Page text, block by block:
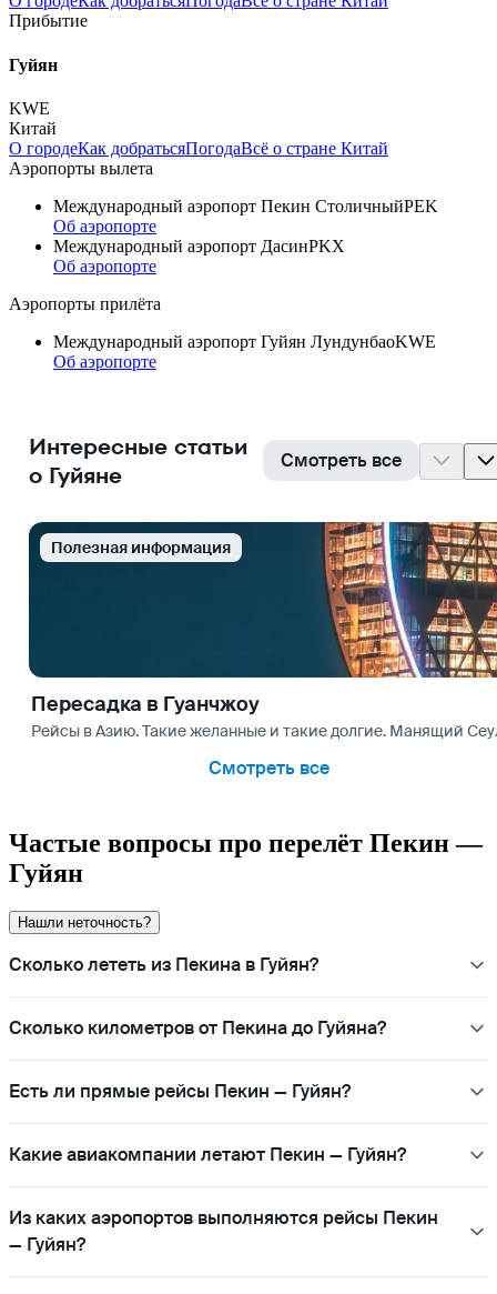
Прибытие
Гуйян
KWE
Китай
О городеКак добратьсяПогодаВсё о стране Китай
Аэропорты вылета
Международный аэропорт Пекин СтоличныйPEK
Об аэропорте
Международный аэропорт ДасинPKX
Об аэропорте
Аэропорты прилёта
Международный аэропорт Гуйян ЛундунбаоKWE
Об аэропорте
Интересные статьи
о Гуйяне
Смотреть все
Полезная информация
Пересадка в Гуанчжоу
Рейсы в Азию. Такие желанные и такие долгие. Манящий
Смотреть все
Частые вопросы про перелёт Пекин —
Гуйян
Нашли неточность?
Сколько лететь из Пекина в Гуйян?
Сколько километров от Пекина до Гуйяна?
Есть ли прямые рейсы Пекин — Гуйян?
Какие авиакомпании летают Пекин — Гуйян?
Из каких аэропортов выполняются рейсы Пекин
— Гуйян?